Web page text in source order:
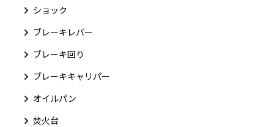
ショック
ブレーキレバー
ブレーキ回り
ブレーキキャリパー
オイルパン
焚火台